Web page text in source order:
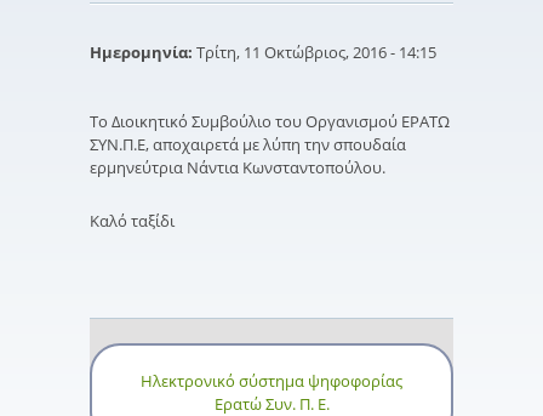
Ημερομηνία: Τρίτη, 11 Οκτώβριος, 2016 - 14:15
Το Διοικητικό Συμβούλιο του Οργανισμού ΕΡΑΤΩ
ΣΥΝ.Π.Ε, αποχαιρετά με λύπη την σπουδαία
ερμηνεύτρια Νάντια Κωνσταντοπούλου.
Καλό ταξίδι
Ηλεκτρονικό σύστημα ψηφοφορίας
Ερατώ Συν. Π. Ε.